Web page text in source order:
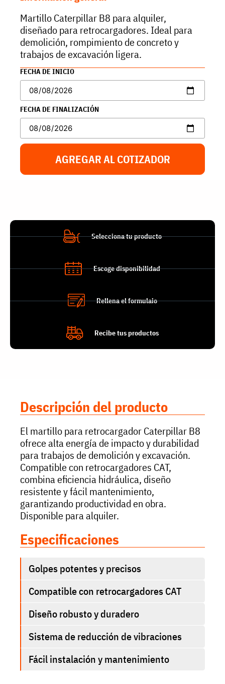
Martillo Caterpillar B8 para alquiler,
diseñado para retrocargadores. Ideal para
demolición, rompimiento de concreto y
trabajos de excavación ligera.
FECHA DE INICIO
FECHA DE FINALIZACIÓN
AGREGAR AL COTIZADOR
Selecciona tu producto
Escoge disponibilidad
Rellena el formulaio
Recibe tus productos
Descripción del producto
El martillo para retrocargador Caterpillar B8
ofrece alta energía de impacto y durabilidad
para trabajos de demolición y excavación.
Compatible con retrocargadores CAT,
combina eficiencia hidráulica, diseño
resistente y fácil mantenimiento,
garantizando productividad en obra.
Disponible para alquiler.
Especificaciones
Golpes potentes y precisos
Compatible con retrocargadores CAT
Diseño robusto y duradero
Sistema de reducción de vibraciones
Fácil instalación y mantenimiento